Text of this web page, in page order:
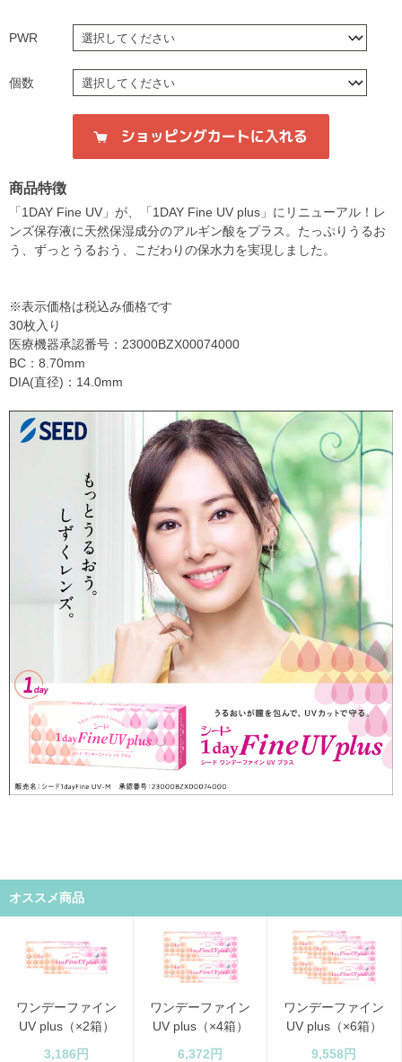
PWR
個数
商品特徴
「1DAY Fine UV」が、「1DAY Fine UV plus」にリニューアル！レ
ンズ保存液に天然保湿成分のアルギン酸をプラス。たっぷりうるお
う、ずっとうるおう、こだわりの保水力を実現しました。
※表示価格は税込み価格です
30枚入り
医療機器承認番号：23000BZX00074000
BC：8.70mm
DIA(直径)：14.0mm
オススメ商品
ワンデーファイン
UV plus（×2箱）
3,186円
ワンデーファイン
UV plus（×4箱）
6,372円
ワンデーファイン
UV plus（×6箱）
9,558円